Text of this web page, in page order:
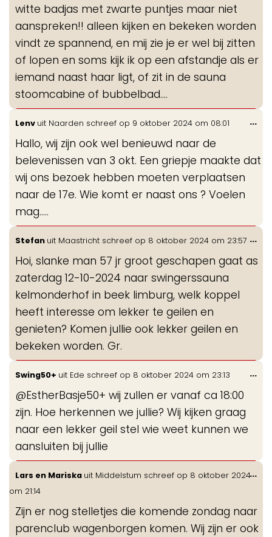
witte badjas met zwarte puntjes maar niet
aanspreken!! alleen kijken en bekeken worden
vindt ze spannend, en mij zie je er wel bij zitten
of lopen en soms kijk ik op een afstandje als er
iemand naast haar ligt, of zit in de sauna
stoomcabine of bubbelbad....
Lenv uit Naarden schreef op 9 oktober 2024 om 08:01
Hallo, wij zijn ook wel benieuwd naar de
belevenissen van 3 okt. Een griepje maakte dat
wij ons bezoek hebben moeten verplaatsen
naar de 17e. Wie komt er naast ons ? Voelen
mag…..
...
Stefan uit Maastricht schreef op 8 oktober 2024 om 23:57
Hoi, slanke man 57 jr groot geschapen gaat as
zaterdag 12-10-2024 naar swingerssauna
kelmonderhof in beek limburg, welk koppel
heeft interesse om lekker te geilen en
genieten? Komen jullie ook lekker geilen en
bekeken worden. Gr.
...
Swing50+ uit Ede schreef op 8 oktober 2024 om 23:13
@EstherBasje50+ wij zullen er vanaf ca 18:00
zijn. Hoe herkennen we jullie? Wij kijken graag
naar een lekker geil stel wie weet kunnen we
aansluiten bij jullie
...
Lars en Mariska uit Middelstum schreef op 8 oktober 2024
om 21:14
Zijn er nog stelletjes die komende zondag naar
parenclub wagenborgen komen. Wij zijn er ook
...